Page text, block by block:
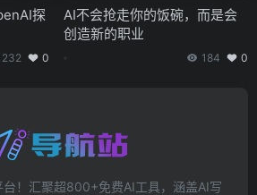
探
232 0
AI不会抢走你的饭碗，而是会
创造新的职业
184 0
！汇聚超800+免费AI工具，涵盖AI写